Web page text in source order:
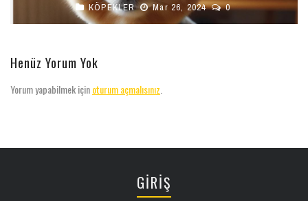
KÖPEKLER Mar 26, 2024 0
Henüz Yorum Yok
Yorum yapabilmek içinoturum açmalısınız
GİRİŞ